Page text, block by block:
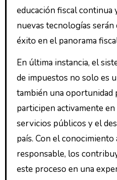
educación fiscal continua
nuevas tecnologías
éxito en el panorama
En última instancia, el
de impuestos no solo es
también una oportunidad
participen activamente
servicios públicos y el
país. Con el
responsable, los
este proceso en una